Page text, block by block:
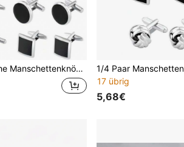
und andere Anlässe, elegantes Geschenk für Hochzeiten, Bräutigame, Geschäftsanlässe, Vatertag und auch ideal für die Schule
17 übrig
5,68€